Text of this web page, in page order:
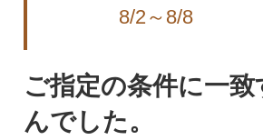
8/2～8/8
ご指定の条件に一
んでした。